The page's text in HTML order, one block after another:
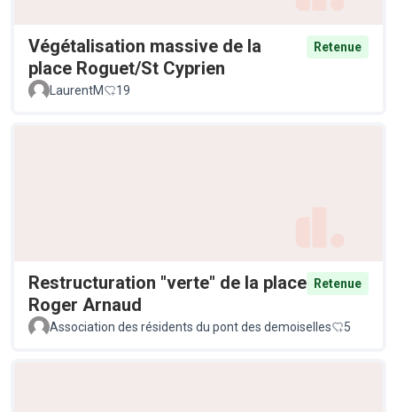
Végétalisation massive de la
place Roguet/St Cyprien
Retenue
LaurentM 19
Restructuration "verte" de la place
Roger Arnaud
Retenue
Association des résidents du pont des demoiselles 5